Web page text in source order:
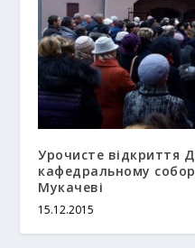
Урочисте відкриття
кафедральному
Мукачеві
15.12.2015